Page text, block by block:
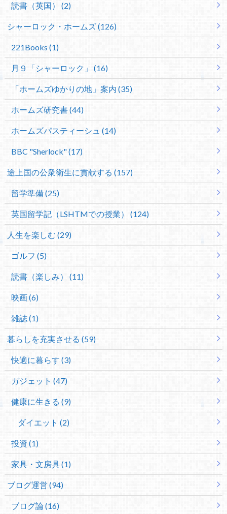
読書（英国） (2)
シャーロック・ホームズ (126)
221Books (1)
月９「シャーロック」 (16)
「ホームズゆかりの地」案内 (35)
ホームズ研究書 (44)
ホームズパスティーシュ (14)
BBC "Sherlock" (17)
途上国の公衆衛生に貢献する (157)
留学準備 (25)
英国留学記（LSHTMでの授業） (124)
人生を楽しむ (29)
ゴルフ (5)
読書（楽しみ） (11)
映画 (6)
雑誌 (1)
暮らしを充実させる (59)
快適に暮らす (3)
ガジェット (47)
健康に生きる (9)
ダイエット (2)
投資 (1)
家具・文房具 (1)
ブログ運営 (94)
ブログ論 (16)